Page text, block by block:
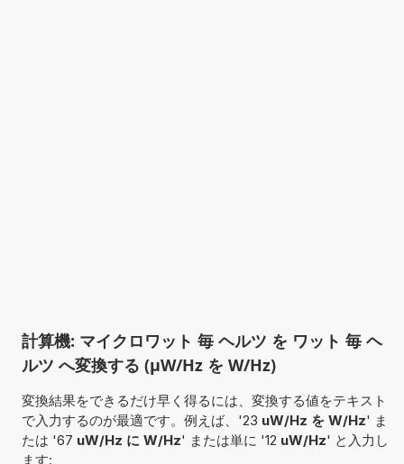
計算機: マイクロワット 毎 ヘルツ を ワット 毎 ヘ
ルツ へ変換する (µW/Hz を W/Hz)
変換結果をできるだけ早く得るには、変換する値をテキスト
で入力するのが最適です。例えば、'23 uW/Hz を W/Hz' ま
たは '67 uW/Hz に W/Hz' または単に '12 uW/Hz' と入力し
ます: